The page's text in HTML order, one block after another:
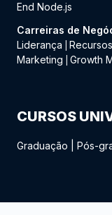
End Node.js
Carreiras de
Liderança
Marketing
Growth
CURSOS
Graduação Pós-